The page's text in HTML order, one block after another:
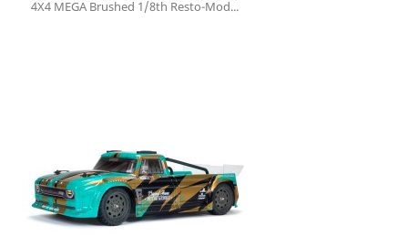
4X4 MEGA Brushed 1/8th Resto-Mod...